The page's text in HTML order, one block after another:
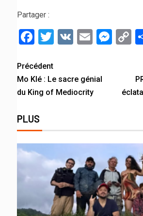
Partager :
Facebook
Twitter
VK Email
Précédent
Mo Klé : Le sacre génial
du King of Mediocrity
PLUS